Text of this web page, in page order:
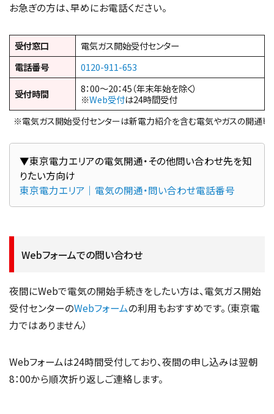
お急ぎの方は、早めにお電話ください。
受付窓口
電気ガス開始受付センター
電話番号
0120-911-653
受付時間
8：00～20：45（年末年始を除く）
※Web受付は24時間受付
※電気ガス開始受付センターは新電力紹介を含む電気やガスの開通専
▼東京電力エリアの電気開通・その他問い合わせ先を知
東京電力エリア｜電気の開通・問い合わせ電話番号
Webフォームでの問い合わせ
夜間にWebで電気の開始手続きをしたい方は、電気ガス開始
受付センターのWebフォームの利用もおすすめです。（東京電
力ではありません）
Webフォームは24時間受付しており、夜間の申し込みは翌朝
8：00から順次折り返しご連絡します。